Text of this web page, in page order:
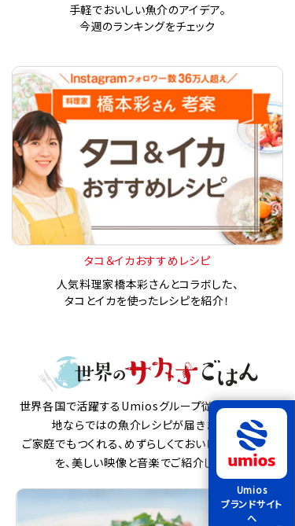
手軽でおいしい魚介のアイデア。
今週のランキングをチェック
タコ＆イカおすすめレシピ
人気料理家橋本彩さんとコラボした、
タコとイカを使ったレシピを紹介！
世界各国で活躍するUmiosグループ従業員から、現
地ならではの魚介レシピが届きました。
ご家庭でもつくれる、めずらしくておいしい魚介料理
を、美しい映像と音楽でご紹介します。
Umios
ブランドサイト
へ